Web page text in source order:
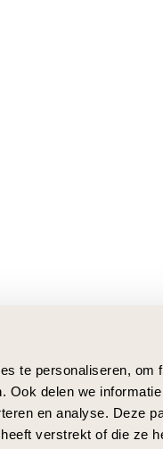
te personaliseren, om
Ook delen we
en analyse. Deze
verstrekt of die ze